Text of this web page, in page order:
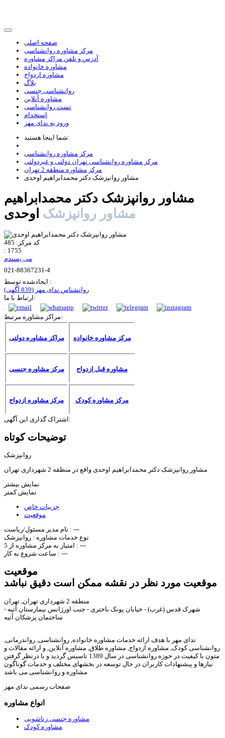
صفحه اصلی
مرکز مشاوره روانشناسی
آدرس و تلفن مراکز مشاوره
مشاوره خانواده
مشاوره ازدواج
بلاگ
روانشناسی جنسی
مشاوره آنلاین
تست روانشناسی
استخدام
ورود به ندای مهر
شما اینجا هستید:
مرکز مشاوره روانشناسی
مرکز مشاوره روانشناسی تهران دولتی و غیردولتی
مرکز مشاوره منطقه 2 تهران
مشاور روانپزشک دکتر محمدابراهیم اوحدی
مشاور روانپزشک دکتر محمدابراهیم
مشاور روانپزشک
کد مرکز: 485
: 1755
می پسندم
021-88367231-4
ایجادشده توسط :
روانشناس ندای مهر (839 آگهی)
ارتباط با ما:
مراکز مشاوره مرتبط:
مراکز مشاوره دولتی مرکز مشاوره خانواده
مرکز مشاوره جنسی مشاوره قبل ازدواج
مرکز مشاوره ازدواج مرکز مشاوره کودک
اشتراک گذاری این آگهی:
توضیحات کوتاه
روانپزشک
مشاور روانپزشک دکتر محمدابراهیم اوحدی واقع در منطقه 2 شهرداری تهران
نمایش بیشتر
نمایش کمتر
جزییات خاص
موقعیت
نام مدیر مسئول/ریاست : ---
نوع خدمات مشاوره : روانپزشک
امتیاز به مرکز مشاوره از 5 : ---
ساعت شروع به کار : ---
موقعیت
موقعیت مورد نظر در نقشه ممکن است دقیق نباشد
منطقه 2 شهرداری تهران, تهران
شهرک قدس (غرب) - خیابان پونک باختری - جنب اورژانس بیمارستان آتیه -
ساختمان پزشکان آتیه
ندای مهر با هدف ارائه خدمات مشاوره خانواده, روانشناسی, رواندرمانی,
روانشناسی کودک, مشاوره ازدواج, مشاوره طلاق, مشاوره آنلاین, و ارائه مقالات و
متون با کیفیت در حوزه روانشناسی در سال 1389 تاسیس گردید و با درنظر گرفتن
نیازها و پیشنهادات کاربران در حال توسعه در بخشهای مختلف و خدمات گوناگون
مشاوره و روانشناسی می باشد
صفحات رسمی ندای مهر
انواع مشاوره
مشاوره جنسی زناشویی
مشاوره کودک